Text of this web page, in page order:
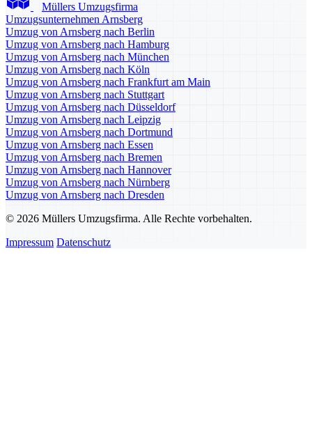
Müllers Umzugsfirma
Umzugsunternehmen Arnsberg
Umzug von Arnsberg nach Berlin
Umzug von Arnsberg nach Hamburg
Umzug von Arnsberg nach München
Umzug von Arnsberg nach Köln
Umzug von Arnsberg nach Frankfurt am Main
Umzug von Arnsberg nach Stuttgart
Umzug von Arnsberg nach Düsseldorf
Umzug von Arnsberg nach Leipzig
Umzug von Arnsberg nach Dortmund
Umzug von Arnsberg nach Essen
Umzug von Arnsberg nach Bremen
Umzug von Arnsberg nach Hannover
Umzug von Arnsberg nach Nürnberg
Umzug von Arnsberg nach Dresden
© 2026 Müllers Umzugsfirma. Alle Rechte vorbehalten.
Impressum Datenschutz